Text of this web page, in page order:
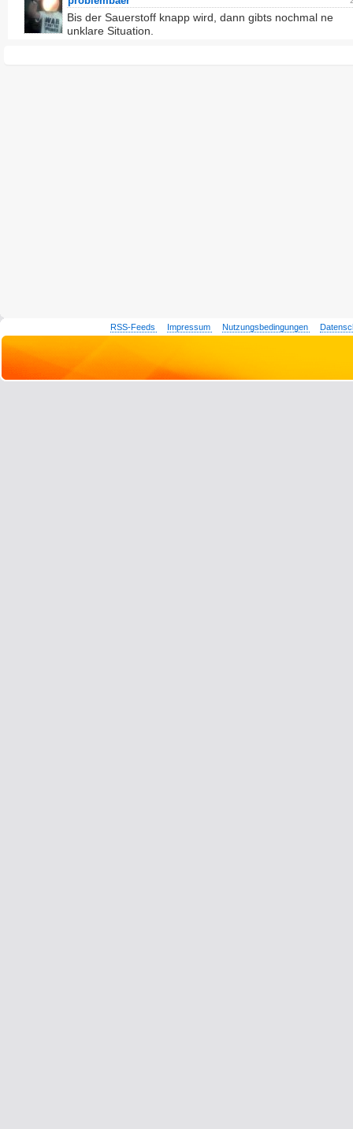
Bis der Sauerstoff knapp wird, dann gibts nochmal ne
unklare Situation.
RSS-Feeds Impressum Nutzungsbedingungen